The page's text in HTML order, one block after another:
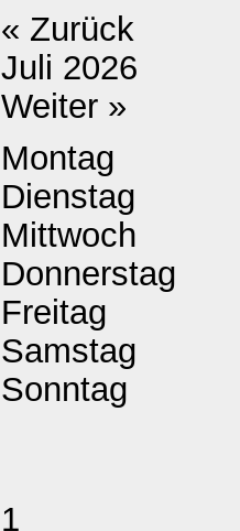
« Zurück
Juli 2026
Weiter »
Montag
Dienstag
Mittwoch
Donnerstag
Freitag
Samstag
Sonntag
1